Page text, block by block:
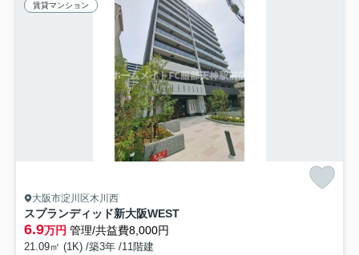
賃貸マンション
大阪市淀川区木川西
スプランディッド新大阪WEST
6.9万円 管理/共益費8,000円
21.09㎡ (1K) /築3年 /11階建